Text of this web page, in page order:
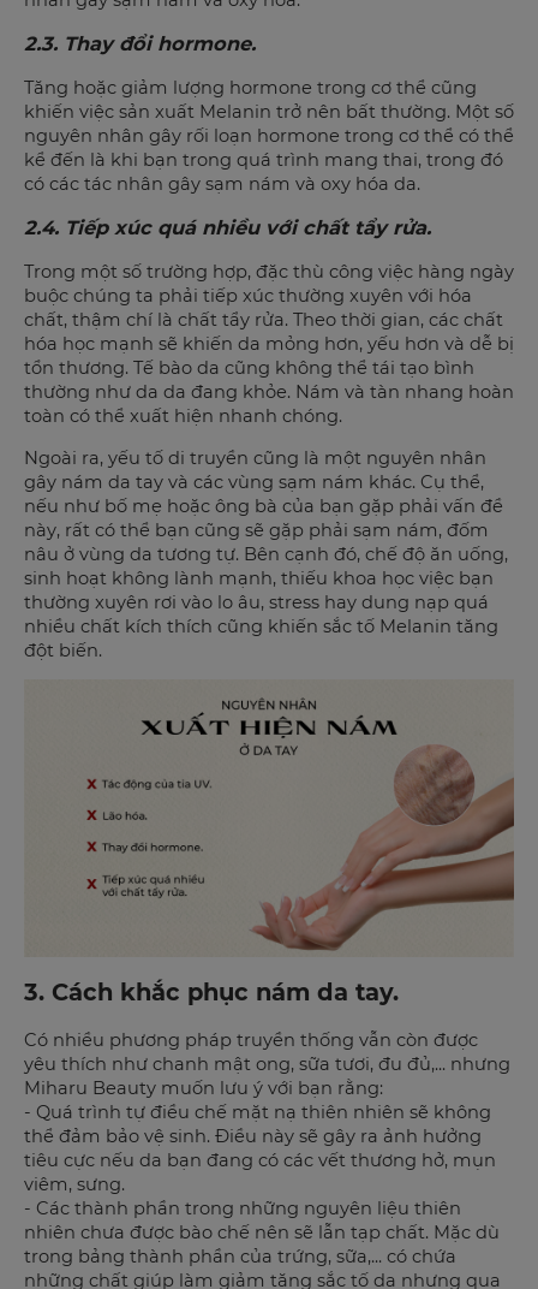
2.3. Thay đổi hormone.
Tăng hoặc giảm lượng hormone trong cơ thể cũng
khiến việc sản xuất Melanin trở nên bất thường. Một số
nguyên nhân gây rối loạn hormone trong cơ thể có thể
kể đến là khi bạn trong quá trình mang thai, trong đó
có các tác nhân gây sạm nám và oxy hóa da.
2.4. Tiếp xúc quá nhiều với chất tẩy rửa.
Trong một số trường hợp, đặc thù công việc hàng ngày
buộc chúng ta phải tiếp xúc thường xuyên với hóa
chất, thậm chí là chất tẩy rửa. Theo thời gian, các chất
hóa học mạnh sẽ khiến da mỏng hơn, yếu hơn và dễ bị
tổn thương. Tế bào da cũng không thể tái tạo bình
thường như da da đang khỏe. Nám và tàn nhang hoàn
toàn có thể xuất hiện nhanh chóng.
Ngoài ra, yếu tố di truyền cũng là một nguyên nhân
gây nám da tay và các vùng sạm nám khác. Cụ thể,
nếu như bố mẹ hoặc ông bà của bạn gặp phải vấn đề
này, rất có thể bạn cũng sẽ gặp phải sạm nám, đốm
nâu ở vùng da tương tự. Bên cạnh đó, chế độ ăn uống,
sinh hoạt không lành mạnh, thiếu khoa học việc bạn
thường xuyên rơi vào lo âu, stress hay dung nạp quá
nhiều chất kích thích cũng khiến sắc tố Melanin tăng
đột biến.
3. Cách khắc phục nám da tay.
Có nhiều phương pháp truyền thống vẫn còn được
yêu thích như chanh mật ong, sữa tươi, đu đủ,... nhưng
Miharu Beauty muốn lưu ý với bạn rằng:
- Quá trình tự điều chế mặt nạ thiên nhiên sẽ không
thể đảm bảo vệ sinh. Điều này sẽ gây ra ảnh hưởng
tiêu cực nếu da bạn đang có các vết thương hở, mụn
viêm, sưng.
- Các thành phần trong những nguyên liệu thiên
nhiên chưa được bào chế nên sẽ lẫn tạp chất. Mặc dù
trong bảng thành phần của trứng, sữa,... có chứa
những chất giúp làm giảm tăng sắc tố da nhưng qua